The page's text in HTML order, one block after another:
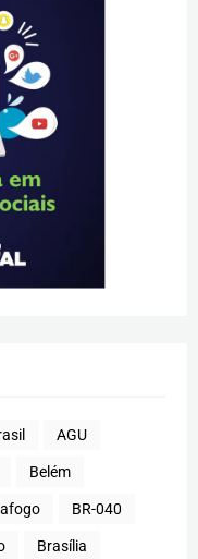
AGU
Belém
BR-040
Brasília